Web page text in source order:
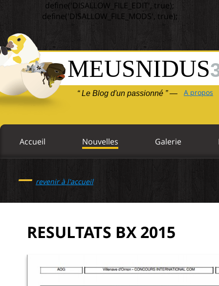
define('DISALLOW_FILE_EDIT', true);
define('DISALLOW_FILE_MODS', true);
MEUSNIDUS
“ Le Blog d'un passionné ” — A propos
Accueil Nouvelles Galerie
— revenir à l'accueil
RESULTATS BX 2015